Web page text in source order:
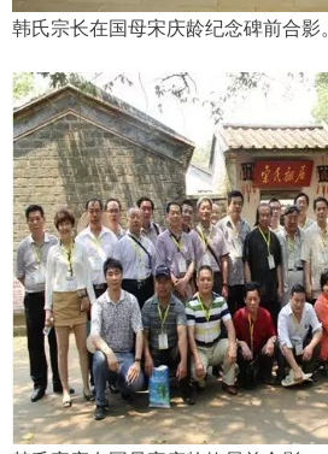
韩氏宗长在国母宋庆龄纪念碑前合影。